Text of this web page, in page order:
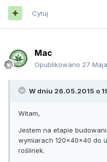
Cytuj
Mac
Opublikowano 27
W dniu 26.05.2015 o
Witam,
Jestem na etapie
wymiarach 120x40x40 do
roślinek.